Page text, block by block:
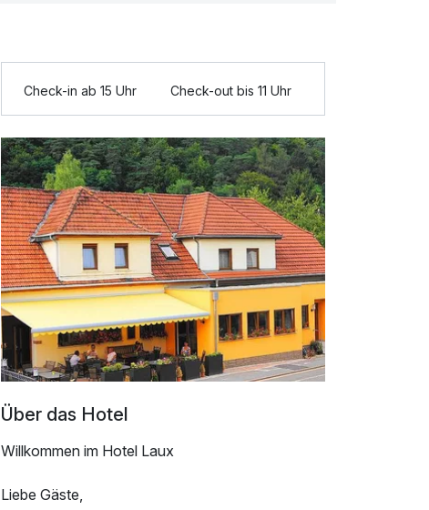
Check-in ab 15 Uhr Check-out bis 11 Uhr
Über das Hotel
Willkommen im Hotel Laux
Liebe Gäste,